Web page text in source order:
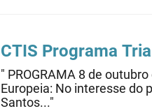
CTIS Programa
" PROGRAMA 8 de
Europeia: No interesse do
Santos..."